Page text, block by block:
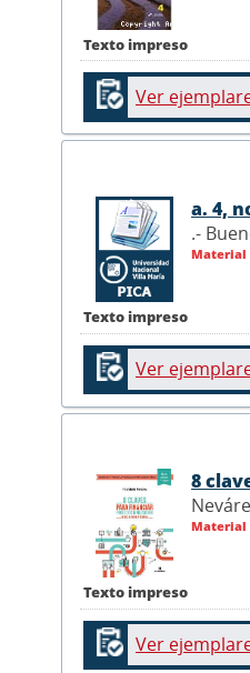
Texto impreso
Ver
Texto impreso
a. 4,
.-
Material
Ver
Texto impreso
8
Material
Ver